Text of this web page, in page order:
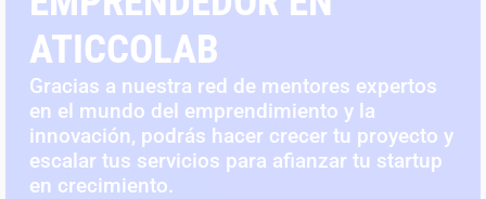
ATICCOLAB
Gracias a nuestra red de mentores expertos
en el mundo del emprendimiento y la
innovación, podrás hacer crecer tu proyecto y
escalar tus servicios para afianzar tu startup
en crecimiento.